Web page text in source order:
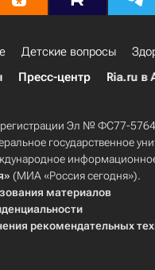
Детские вопросы
Пресс-центр Ria.ru в
регистрации Эл № ФС77-
государственное
информационное
(МИА «Россия сегодня»).
материалов
рекомендательных